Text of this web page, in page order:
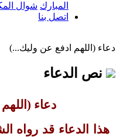
المبارك شوال
اتصل بنا
دعاء (اللهم ادفع عن وليك...)
نص الدعاء
دعاء
هذا الدعاء قد رواه